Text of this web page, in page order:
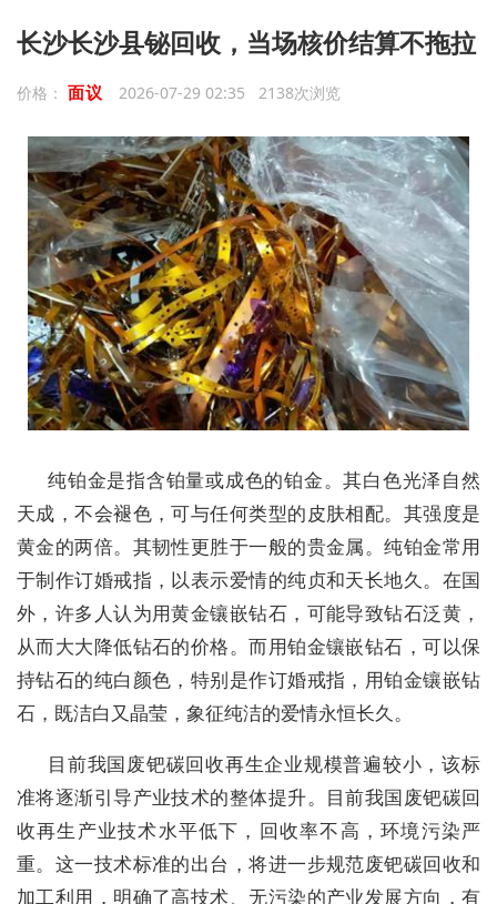
长沙长沙县铋回收，当场核价结算不拖拉
价格： 面议 2026-07-29 02:35 2138次浏览
纯铂金是指含铂量或成色的铂金。其白色光泽自然
天成，不会褪色，可与任何类型的皮肤相配。其强度是
黄金的两倍。其韧性更胜于一般的贵金属。纯铂金常用
于制作订婚戒指，以表示爱情的纯贞和天长地久。在国
外，许多人认为用黄金镶嵌钻石，可能导致钻石泛黄，
从而大大降低钻石的价格。而用铂金镶嵌钻石，可以保
持钻石的纯白颜色，特别是作订婚戒指，用铂金镶嵌钻
石，既洁白又晶莹，象征纯洁的爱情永恒长久。
目前我国废钯碳回收再生企业规模普遍较小，该标
准将逐渐引导产业技术的整体提升。目前我国废钯碳回
收再生产业技术水平低下，回收率不高，环境污染严
重。这一技术标准的出台，将进一步规范废钯碳回收和
加工利用，明确了高技术、无污染的产业发展方向，有